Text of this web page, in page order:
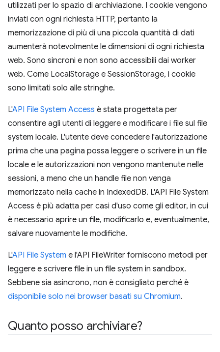
utilizzati per lo spazio di archiviazione. I cookie vengono
inviati con ogni richiesta HTTP, pertanto la
memorizzazione di più di una piccola quantità di dati
aumenterà notevolmente le dimensioni di ogni richiesta
web. Sono sincroni e non sono accessibili dai worker
web. Come LocalStorage e SessionStorage, i cookie
sono limitati solo alle stringhe.
L'API File System Access è stata progettata per
consentire agli utenti di leggere e modificare i file sul file
system locale. L'utente deve concedere l'autorizzazione
prima che una pagina possa leggere o scrivere in un file
locale e le autorizzazioni non vengono mantenute nelle
sessioni, a meno che un handle file non venga
memorizzato nella cache in IndexedDB. L'API File System
Access è più adatta per casi d'uso come gli editor, in cui
è necessario aprire un file, modificarlo e, eventualmente,
salvare nuovamente le modifiche.
L'API File System e l'API FileWriter forniscono metodi per
leggere e scrivere file in un file system in sandbox.
Sebbene sia asincrono, non è consigliato perché è
disponibile solo nei browser basati su Chromium.
Quanto posso archiviare?